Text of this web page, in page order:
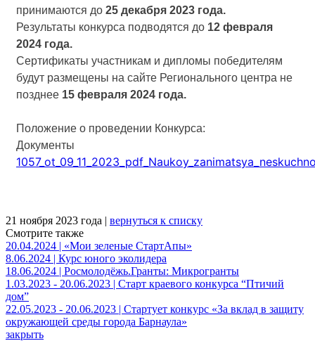
принимаются до 25 декабря 2023 года.
Результаты конкурса подводятся до 12 февраля
2024 года.
Сертификаты участникам и дипломы победителям
будут размещены на сайте Регионального центра не
позднее 15 февраля 2024 года.
Положение о проведении Конкурса:
Документы
21 ноября 2023 года | вернуться к списку
Смотрите также
20.04.2024 | «Мои зеленые СтартАпы»
8.06.2024 | Курс юного эколидера
18.06.2024 | Росмолодёжь.Гранты: Микрогранты
1.03.2023 - 20.06.2023 | Старт краевого конкурса “Птичий
дом”
22.05.2023 - 20.06.2023 | Стартует конкурс «За вклад в защиту
окружающей среды города Барнаула»
закрыть